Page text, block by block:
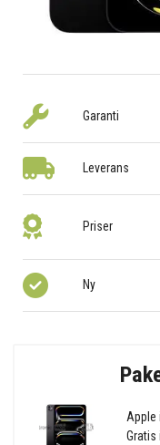
Garanti
Leverans
Priser
Ny
Apple
Gratis